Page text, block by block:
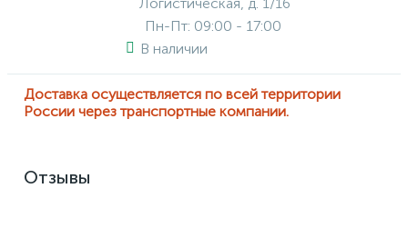
Пн-Пт: 09:00 - 17:00
В наличии
Доставка осуществляется по всей территории
России через транспортные компании.
Отзывы